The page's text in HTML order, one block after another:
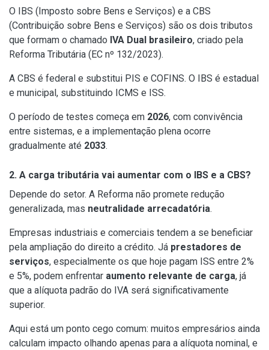
O IBS (Imposto sobre Bens e Serviços) e a CBS
(Contribuição sobre Bens e Serviços) são os dois tributos
que formam o chamado IVA Dual brasileiro, criado pela
Reforma Tributária (EC nº 132/2023).
A CBS é federal e substitui PIS e COFINS. O IBS é estadual
e municipal, substituindo ICMS e ISS.
O período de testes começa em 2026, com convivência
entre sistemas, e a implementação plena ocorre
gradualmente até 2033.
2. A carga tributária vai aumentar com o IBS e a CBS?
Depende do setor. A Reforma não promete redução
generalizada, mas neutralidade arrecadatória.
Empresas industriais e comerciais tendem a se beneficiar
pela ampliação do direito a crédito. Já prestadores de
serviços, especialmente os que hoje pagam ISS entre 2%
e 5%, podem enfrentar aumento relevante de carga, já
que a alíquota padrão do IVA será significativamente
superior.
Aqui está um ponto cego comum: muitos empresários ainda
calculam impacto olhando apenas para a alíquota nominal, e